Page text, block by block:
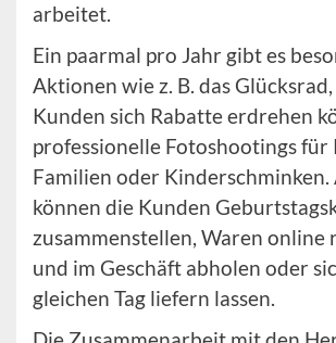
arbeitet.
Ein paarmal pro Jahr gibt es
Aktionen wie z. B. das
Kunden sich Rabatte erdrehen
professionelle Fotoshootings für
Familien oder
können die Kunden
zusammenstellen, Waren online
und im Geschäft abholen oder
gleichen Tag liefern lassen.